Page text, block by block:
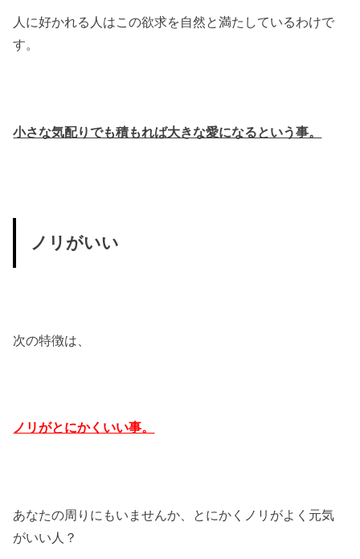
人に好かれる人はこの欲求を自然と満たしているわけで
す。
小さな気配りでも積もれば大きな愛になるという事。
ノリがいい
次の特徴は、
ノリがとにかくいい事。
あなたの周りにもいませんか、とにかくノリがよく元気
がいい人？